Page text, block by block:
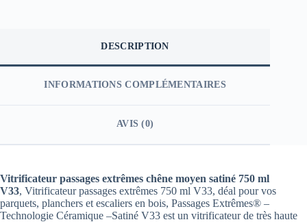
DESCRIPTION
INFORMATIONS COMPLÉMENTAIRES
AVIS (0)
Vitrificateur passages extrêmes chêne moyen satiné 750 ml
V33, Vitrificateur passages extrêmes 750 ml V33, déal pour vos
parquets, planchers et escaliers en bois, Passages Extrêmes® –
Technologie Céramique –Satiné V33 est un vitrificateur de très haute